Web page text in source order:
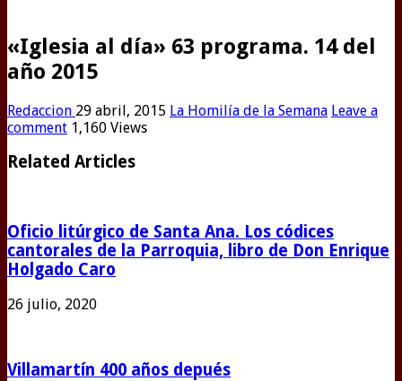
«Iglesia al día» 63 programa. 14 del
año 2015
Redaccion 29 abril, 2015 La Homilía de la Semana Leave a
comment 1,160 Views
Related Articles
Oficio litúrgico de Santa Ana. Los códices
cantorales de la Parroquia, libro de Don Enrique
Holgado Caro
26 julio, 2020
Villamartín 400 años depués